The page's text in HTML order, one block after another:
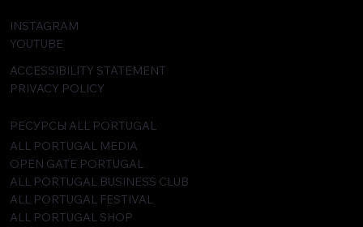
INSTAGRAM
YOUTUBE
ACCESSIBILITY STATEMENT
PRIVACY POLICY
РЕСУРСЫ ALL PORTUGAL
ALL PORTUGAL MEDIA
OPEN GATE PORTUGAL
ALL PORTUGAL BUSINESS CLUB
ALL PORTUGAL FESTIVAL
ALL PORTUGAL SHOP